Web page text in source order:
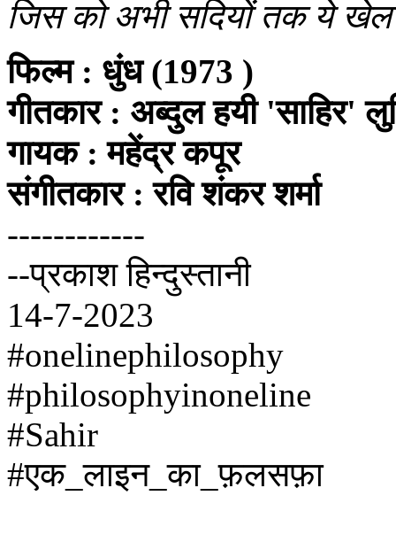
जिस को अभी सदियों तक ये खेल
फिल्म : धुंध (1973 )
गीतकार : अब्दुल हयी 'साहिर'
गायक : महेंद्र कपूर
संगीतकार : रवि शंकर शर्मा
------------
--प्रकाश हिन्दुस्तानी
14-7-2023
#onelinephilosophy
#philosophyinoneline
#Sahir
#एक_लाइन_का_फ़लसफ़ा